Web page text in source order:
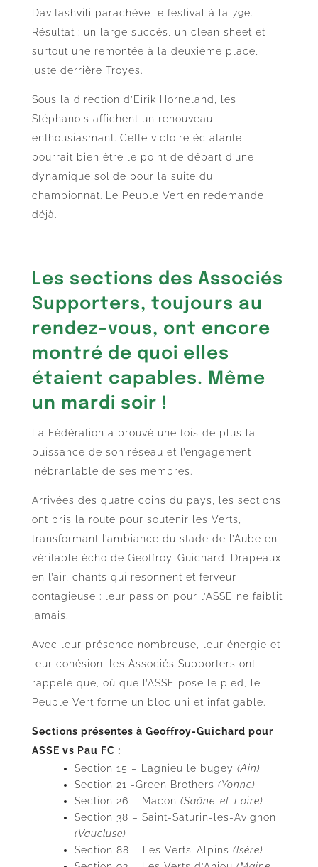
Davitashvili parachève le festival à la 79e.
Résultat : un large succès, un clean sheet et
surtout une remontée à la deuxième place,
juste derrière Troyes.
Sous la direction d’Eirik Horneland, les
Stéphanois affichent un renouveau
enthousiasmant. Cette victoire éclatante
pourrait bien être le point de départ d’une
dynamique solide pour la suite du
championnat. Le Peuple Vert en redemande
déjà.
Les sections des Associés
Supporters, toujours au
rendez-vous, ont encore
montré de quoi elles
étaient capables. Même
un mardi soir !
La Fédération a prouvé une fois de plus la
puissance de son réseau et l’engagement
inébranlable de ses membres.
Arrivées des quatre coins du pays, les sections
ont pris la route pour soutenir les Verts,
transformant l’ambiance du stade de l’Aube en
véritable écho de Geoffroy-Guichard. Drapeaux
en l’air, chants qui résonnent et ferveur
contagieuse : leur passion pour l’ASSE ne faiblit
jamais.
Avec leur présence nombreuse, leur énergie et
leur cohésion, les Associés Supporters ont
rappelé que, où que l’ASSE pose le pied, le
Peuple Vert forme un bloc uni et infatigable.
Sections présentes à Geoffroy-Guichard pour
ASSE vs Pau FC :
Section 15 – Lagnieu le bugey (Ain)
Section 21 -Green Brothers (Yonne)
Section 26 – Macon (Saône-et-Loire)
Section 38 – Saint-Saturin-les-Avignon
(Vaucluse)
Section 88 – Les Verts-Alpins (Isère)